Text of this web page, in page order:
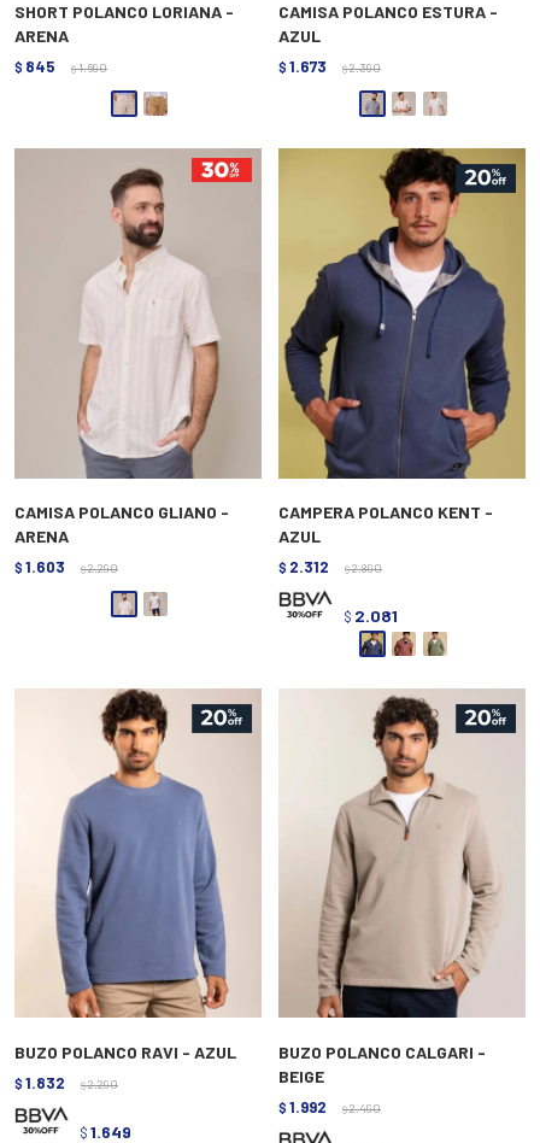
SHORT POLANCO LORIANA -
ARENA
$ 845 $ 1.690
CAMISA POLANCO ESTURA -
AZUL
$ 1.673 $ 2.390
CAMISA POLANCO GLIANO -
ARENA
$ 1.603 $ 2.290
CAMPERA POLANCO KENT -
AZUL
$ 2.312 $ 2.890
$ 2.081
BUZO POLANCO RAVI - AZUL
$ 1.832 $ 2.290
$ 1.649
BUZO POLANCO CALGARI -
BEIGE
$ 1.992 $ 2.490